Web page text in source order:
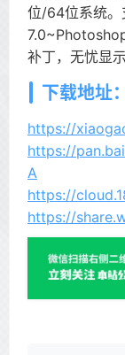
位/64位系统
补丁，无忧显
下载地址：
https://
https://
A
https://
https://